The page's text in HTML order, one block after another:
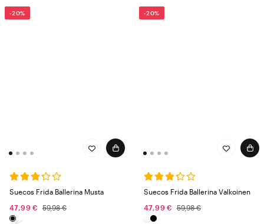
-20%
Suecos Frida Ballerina Musta
47,99 €
59,98 €
-20%
Suecos Frida Ballerina Valkoinen
47,99 €
59,98 €